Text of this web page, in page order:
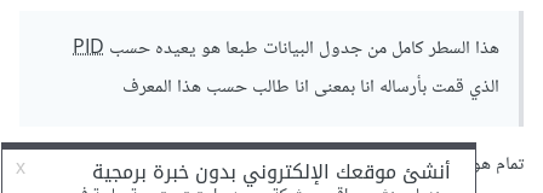
هذا السطر كامل من جدول البيانات طبعا هو يعيده حسب PID
الذي قمت بأرساله انا بمعنى انا طالب حسب هذا المعرف
تمام هو يعيد مصفوفة أي